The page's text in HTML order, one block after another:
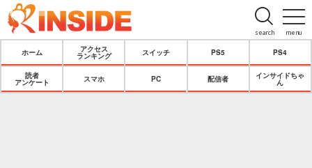
menu
search
ホーム
アクセス
ランキング
スイッチ PS5 PS4
読者
アンケート
スマホ PC 配信者
インサイドちゃ
ん